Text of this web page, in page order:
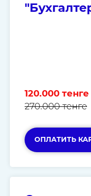
120.000 тенге
270.000 тенге
ОПЛАТИТЬ